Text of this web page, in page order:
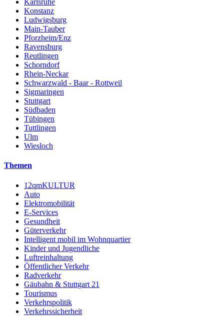
Karlsruhe
Konstanz
Ludwigsburg
Main-Tauber
Pforzheim/Enz
Ravensburg
Reutlingen
Schorndorf
Rhein-Neckar
Schwarzwald - Baar - Rottweil
Sigmaringen
Stuttgart
Südbaden
Tübingen
Tuttlingen
Ulm
Wiesloch
Themen
12qmKULTUR
Auto
Elektromobilität
E-Services
Gesundheit
Güterverkehr
Intelligent mobil im Wohnquartier
Kinder und Jugendliche
Luftreinhaltung
Öffentlicher Verkehr
Radverkehr
Gäubahn & Stuttgart 21
Tourismus
Verkehrspolitik
Verkehrssicherheit